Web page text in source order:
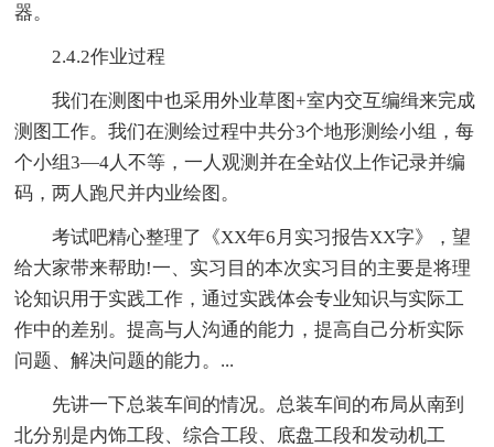
器。
2.4.2作业过程
我们在测图中也采用外业草图+室内交互编缉来完成
测图工作。我们在测绘过程中共分3个地形测绘小组，每
个小组3—4人不等，一人观测并在全站仪上作记录并编
码，两人跑尺并内业绘图。
考试吧精心整理了《XX年6月实习报告XX字》，望
给大家带来帮助!一、实习目的本次实习目的主要是将理
论知识用于实践工作，通过实践体会专业知识与实际工
作中的差别。提高与人沟通的能力，提高自己分析实际
问题、解决问题的能力。...
先讲一下总装车间的情况。总装车间的布局从南到
北分别是内饰工段、综合工段、底盘工段和发动机工